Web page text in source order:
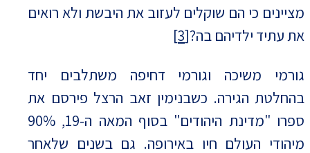
מציינים כי הם שוקלים לעזוב את היבשת ולא רואים
את עתיד ילדיהם בה?[3]
גורמי משיכה וגורמי דחיפה משתלבים יחד
בהחלטת הגירה. כשבנימין זאב הרצל פירסם את
ספרו "מדינת היהודים" בסוף המאה ה-19, 90%
מיהודי העולם חיו באירופה. גם בשנים שלאחר